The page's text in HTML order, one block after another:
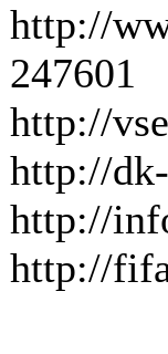
http://
247601
http://
http://
http://
http://